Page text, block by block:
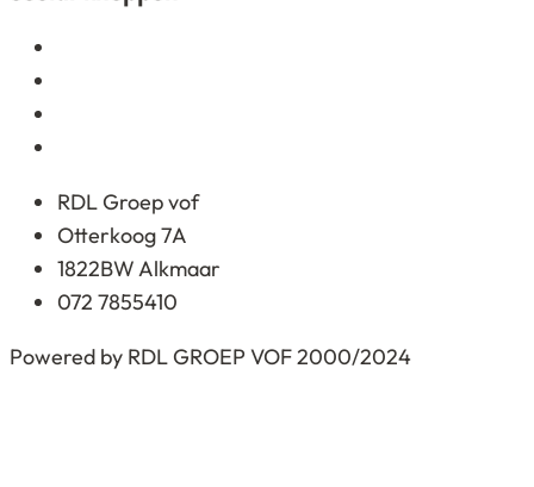
RDL Groep vof
Otterkoog 7A
1822BW Alkmaar
072 7855410
Powered by RDL GROEP VOF 2000/2024